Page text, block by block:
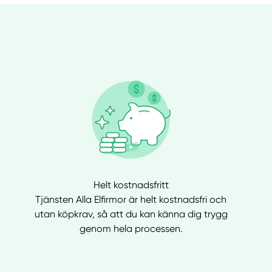
Helt kostnadsfritt
Tjänsten Alla Elfirmor är helt kostnadsfri och
utan köpkrav, så att du kan känna dig trygg
genom hela processen.